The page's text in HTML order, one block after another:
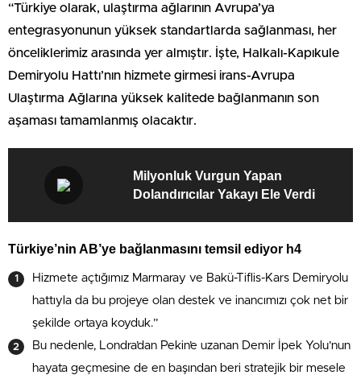
“Türkiye olarak, ulaştırma ağlarının Avrupa’ya
entegrasyonunun yüksek standartlarda sağlanması, her
önceliklerimiz arasında yer almıştır. İşte, Halkalı-Kapıkule
Demiryolu Hattı’nın hizmete girmesi irans-Avrupa
Ulaştırma Ağlarına yüksek kalitede bağlanmanın son
aşaması tamamlanmış olacaktır.
Milyonluk Vurgun Yapan
Dolandırıcılar Yakayı Ele Verdi
Türkiye’nin AB’ye bağlanmasını temsil ediyor h4
Hizmete açtığımız Marmaray ve Bakü-Tiflis-Kars Demiryolu
hattıyla da bu projeye olan destek ve inancımızı çok net bir
şekilde ortaya koyduk.”
Bu nedenle, Londra’dan Pekin’e uzanan Demir İpek Yolu’nun
hayata geçmesine de en başından beri stratejik bir mesele